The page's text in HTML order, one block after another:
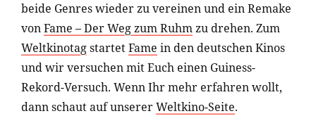
beide Genres wieder zu vereinen und ein Remake
vonFame – Der Weg zum Ruhmzu drehen. Zum
WeltkinotagstartetFame in den deutschen Kinos
und wir versuchen mit Euch einen Guiness-
Rekord-Versuch. Wenn Ihr mehr erfahren wollt,
dann schaut auf unsererWeltkino-Seite.